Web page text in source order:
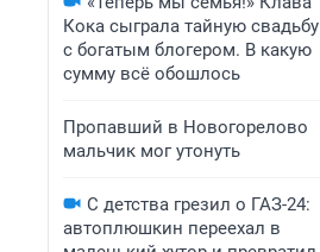
Кока сыграла тайную свадьбу
с богатым блогером. В какую
сумму всё обошлось
Пропавший в Новогорелово
мальчик мог утонуть
С детства грезил о ГАЗ-24:
автоплюшкин переехал в